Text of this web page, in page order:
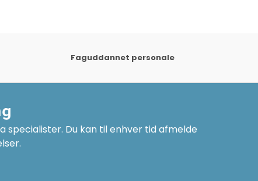
Faguddannet personale
specialister. Du kan til enhver tid afmelde